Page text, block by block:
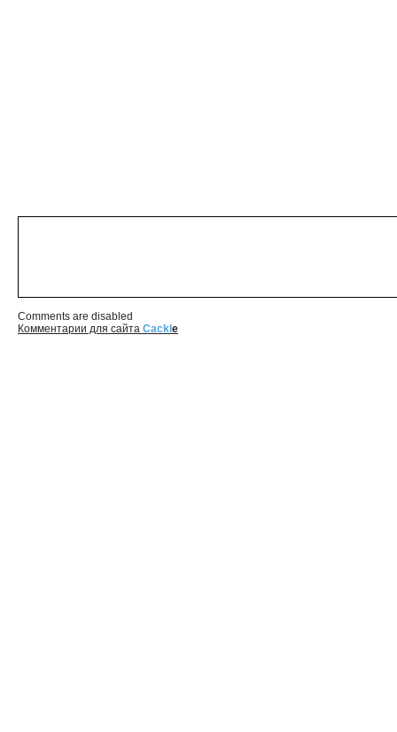
Comments are disabled
Комментарии для сайта Cackl e